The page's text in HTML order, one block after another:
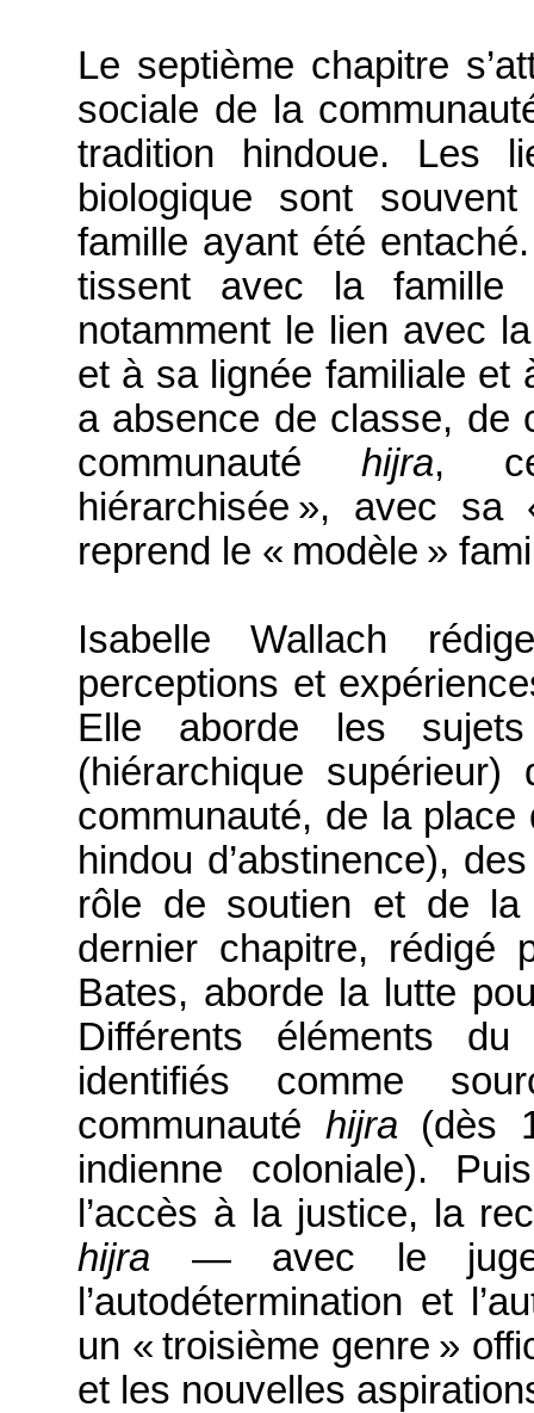
Le septième chapitre
sociale de la
tradition hindoue. Les
biologique sont
famille ayant été
tissent avec la famille
notamment le lien avec
et à sa lignée familiale et
a absence de classe, de
communautéhijra,
hiérarchisée », avec sa
reprend le « modèle »
Isabelle Wallach
perceptions et
Elle aborde les
(hiérarchique
communauté, de la place
hindou d’abstinence),
rôle de soutien et de la
dernier chapitre, rédigé
Bates, aborde la lutte
Différents éléments
identifiés comme
communauté hijra(dès
indienne coloniale).
l’accès à la justice, la
hijra — avec le
l’autodétermination et
un « troisième genre »
et les nouvelles